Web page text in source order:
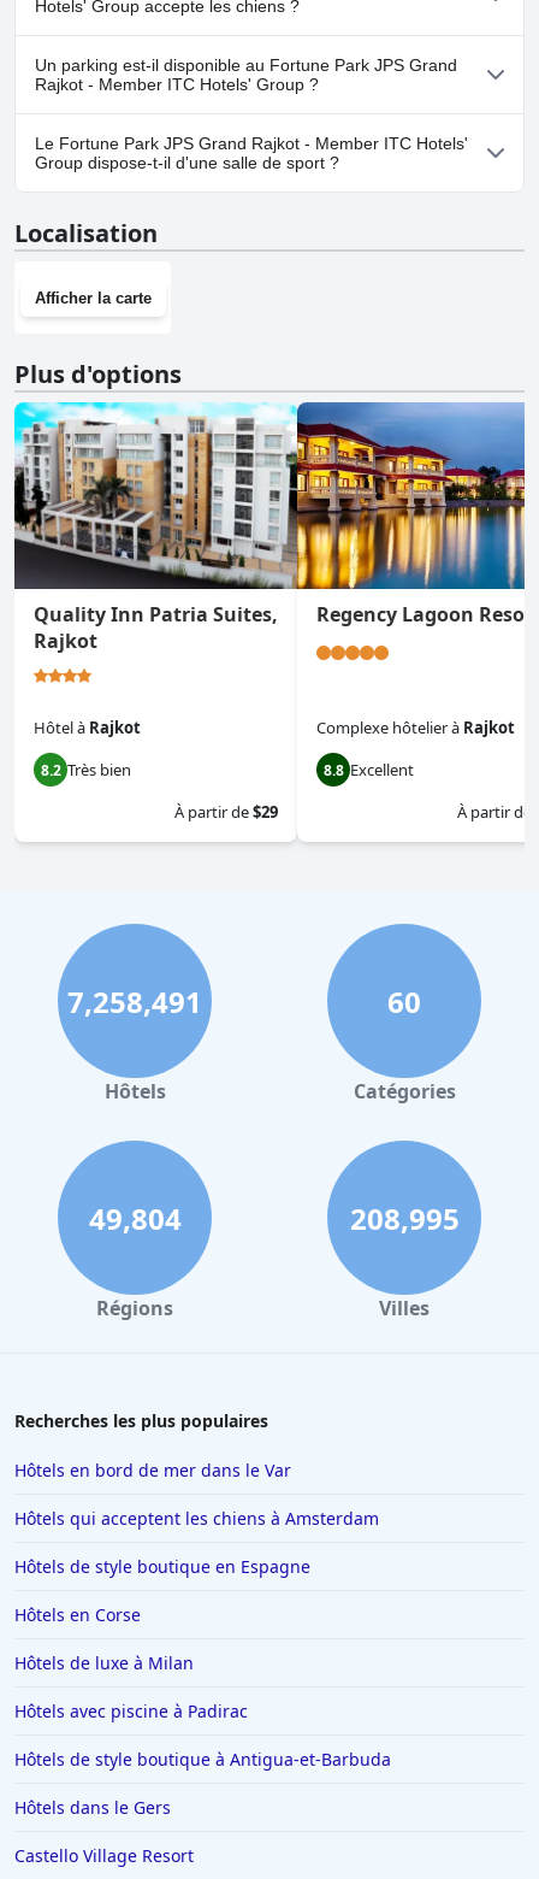
Hotels' Group accepte les chiens ?
Non, Fortune Park JPS Grand Rajkot - Member ITC Hotels' Group
n'accepte pas les chiens.
Un parking est-il disponible au Fortune Park JPS Grand
Rajkot - Member ITC Hotels' Group ?
Oui, un parking est disponible à Fortune Park JPS Grand Rajkot -
Member ITC Hotels' Group.
Le Fortune Park JPS Grand Rajkot - Member ITC Hotels'
Group dispose-t-il d'une salle de sport ?
dispose d'une salle de sport.
Localisation
Afficher la carte
Plus d'options
Quality Inn Patria Suites,
Rajkot
Hôtelà Rajkot
8.2 Très bien
À partir de$29
Regency Lagoon
Complexe hôtelierà Rajkot
8.8 Excellent
À partir de
7,258,491
Hôtels
60
Catégories
49,804
Régions
208,995
Villes
Recherches les plus populaires
Hôtels en bord de mer dans le Var
Hôtels qui acceptent les chiens à Amsterdam
Hôtels de style boutique en Espagne
Hôtels en Corse
Hôtels de luxe à Milan
Hôtels avec piscine à Padirac
Hôtels de style boutique à Antigua-et-Barbuda
Hôtels dans le Gers
Castello Village Resort